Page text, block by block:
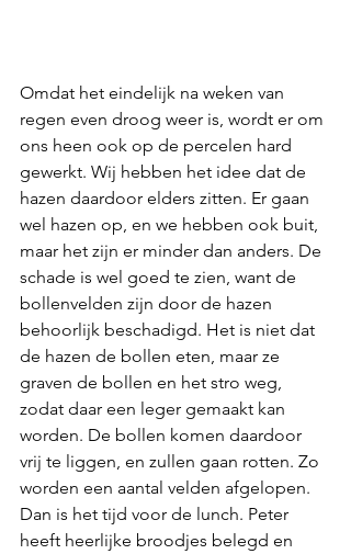
Omdat het eindelijk na weken van
regen even droog weer is, wordt er om
ons heen ook op de percelen hard
gewerkt. Wij hebben het idee dat de
hazen daardoor elders zitten. Er gaan
wel hazen op, en we hebben ook buit,
maar het zijn er minder dan anders. De
schade is wel goed te zien, want de
bollenvelden zijn door de hazen
behoorlijk beschadigd. Het is niet dat
de hazen de bollen eten, maar ze
graven de bollen en het stro weg,
zodat daar een leger gemaakt kan
worden. De bollen komen daardoor
vrij te liggen, en zullen gaan rotten. Zo
worden een aantal velden afgelopen.
Dan is het tijd voor de lunch. Peter
heeft heerlijke broodjes belegd en